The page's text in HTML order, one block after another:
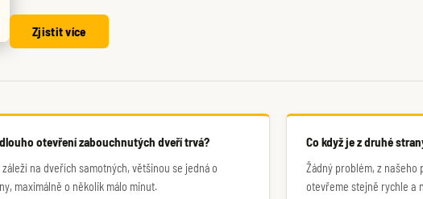
Zjistit více
otevření zabouchnutých dveří trvá?
záleží na dveřích samotných, většinou se jedná o
maximálně o několik málo minut.
Co když je z druhé
Žádný problém, z našeho
otevřeme stejně rychle a